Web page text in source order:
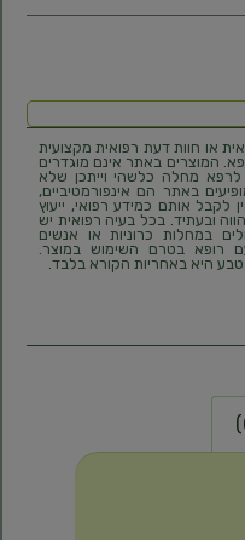
או חוות דעת רפואית מקצועית
המוצרים באתר אינם מוגדרים
לרפא מחלה כלשהי וייתכן שלא
באתר הם אינפורמטיביים,
לקבל אותם כמידע רפואי, ייעוץ
ובעתיד. בכל בעיה רפואית יש
במחלות כרוניות או אנשים
רופא בטרם השימוש במוצר.
היא באחריות הקורא בלבד.